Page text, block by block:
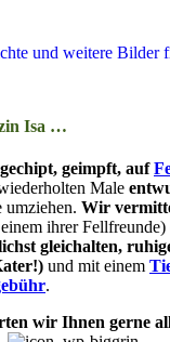
und weitere
Isa …
ge­impft, auf
Male
um­ziehen. Wir
ihrer Fell­freun­de)
gleichalten,
und mit einem
.
wir Ihnen gerne